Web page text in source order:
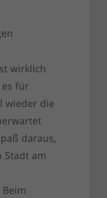
wirklich
für
wieder die
daraus,
Stadt am